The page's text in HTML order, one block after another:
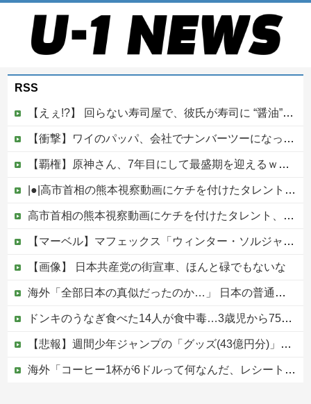
RSS
【えぇ!?】 回らない寿司屋で、彼氏が寿司に “醤油” つけてた→私「は？30にもなって、醤油つけるとか恥ずかしい！ドン引き！低レベル!! 回転寿司しか行ったことない人はこれだから…」
【衝撃】ワイのパッパ、会社でナンバーツーになった結果ｗｗｗｗｗｗｗｗｗｗ
【覇権】原神さん、7年目にして最盛期を迎えるｗｗｗｗｗｗｗｗｗｗ
|●|高市首相の熊本視察動画にケチを付けたタレント、「正体バレバレよな」と黒電話の呼び方であっさりと……
高市首相の熊本視察動画にケチを付けたタレント、「正体バレバレよな」と黒電話の呼び方であっさりと……他
【マーベル】マフェックス「ウィンター・ソルジャー」可動フィギュア【再販予約開始】
【画像】 日本共産党の街宣車、ほんと碌でもないな
海外「全部日本の真似だったのか…」 日本の普通のテレビ番組が最新SNSの数十年先を行っていたと話題に
ドンキのうなぎ食べた14人が食中毒…3歳児から75歳まで被害
【悲報】週間少年ジャンプの「グッズ(43億円分)」を注文し全てキャンセルした女逮捕ｗｗｗｗｗｗｗｗ
海外「コーヒー1杯が6ドルって何なんだ、レシートを二度見した」値上げで買うのをやめたもの…